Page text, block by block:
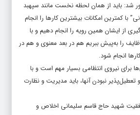
با کمترین امکانات بیشترین کارها را انجام
از ایشان همین رویه را انجام دهیم و با
را به‌پیش ببریم هم در بعد معنوی و هم در
انجام شود.
برای نیروی انتظامی بسیار مهم است و با
نبودن آنها، باید مدیریت و نظارت
شهید حاج قاسم سلیمانی اخلاص و
با شهادتش دنیا را متحول کرد، چون با خدا